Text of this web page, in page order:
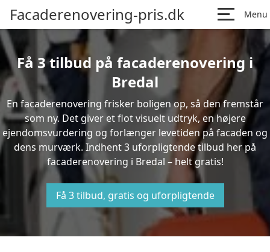
Facaderenovering-pris.dk Menu
Få 3 tilbud på facaderenovering i
Bredal
En facaderenovering frisker boligen op, så den fremstår
som ny. Det giver et flot visuelt udtryk, en højere
ejendomsvurdering og forlænger levetiden på facaden og
dens murværk. Indhent 3 uforpligtende tilbud her på
facaderenovering i Bredal – helt gratis!
Få 3 tilbud, gratis og uforpligtende